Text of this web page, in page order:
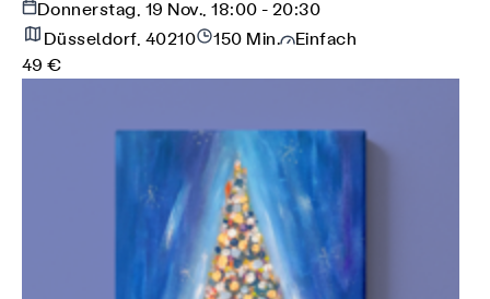
Donnerstag, 19 Nov., 18:00 - 20:30
Düsseldorf, 40210
150 Min.
Einfach
49 €